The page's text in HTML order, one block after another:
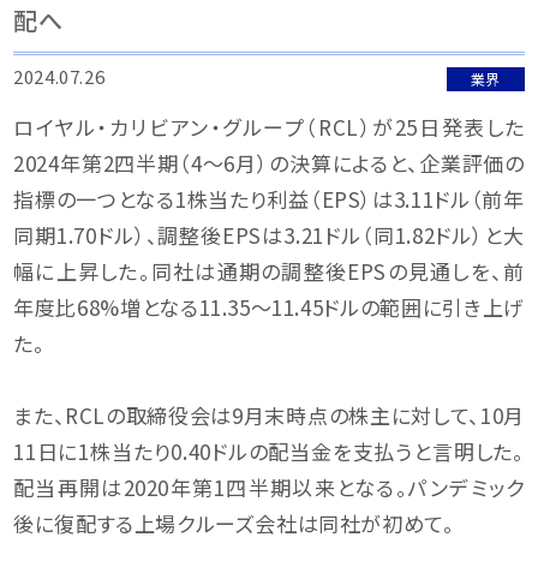
配へ
2024.07.26 業界
ロイヤル・カリビアン・グループ（RCL）が25日発表した
2024年第2四半期（4〜6月）の決算によると、企業評価の
指標の一つとなる1株当たり利益（EPS）は3.11ドル（前年
同期1.70ドル）、調整後EPSは3.21ドル（同1.82ドル）と大
幅に上昇した。同社は通期の調整後EPSの見通しを、前
年度比68%増となる11.35〜11.45ドルの範囲に引き上げ
た。
また、RCLの取締役会は9月末時点の株主に対して、10月
11日に1株当たり0.40ドルの配当金を支払うと言明した。
配当再開は2020年第1四半期以来となる。パンデミック
後に復配する上場クルーズ会社は同社が初めて。